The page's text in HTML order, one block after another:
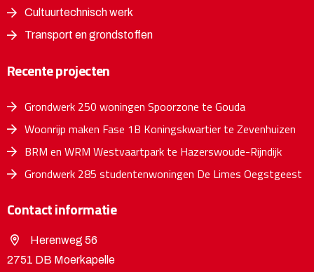
Cultuurtechnisch werk
Transport en grondstoffen
Recente projecten
Grondwerk 250 woningen Spoorzone te Gouda
Woonrijp maken Fase 1B Koningskwartier te Zevenhuizen
BRM en WRM Westvaartpark te Hazerswoude-Rijndijk
Grondwerk 285 studentenwoningen De Limes Oegstgeest
Contact informatie
Herenweg 56
2751 DB Moerkapelle